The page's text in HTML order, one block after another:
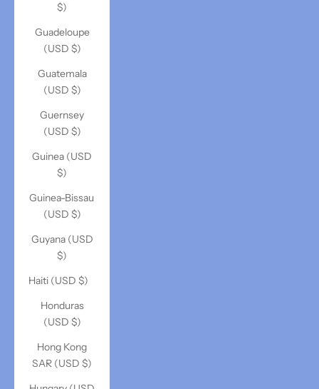
$)
Guadeloupe
(USD $)
Guatemala
(USD $)
Guernsey
(USD $)
Guinea (USD
$)
Guinea-Bissau
(USD $)
Guyana (USD
$)
Haiti (USD $)
Honduras
(USD $)
Hong Kong
SAR (USD $)